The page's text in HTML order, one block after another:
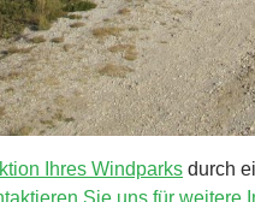
Ihres Windparks durch
Sie uns für weitere